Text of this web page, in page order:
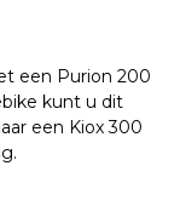
een Purion 200
kunt u dit
een Kiox 300